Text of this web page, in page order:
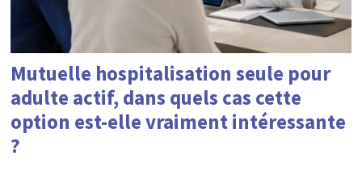
Mutuelle hospitalisation seule pour
adulte actif, dans quels cas cette
option est-elle vraiment intéressante
?